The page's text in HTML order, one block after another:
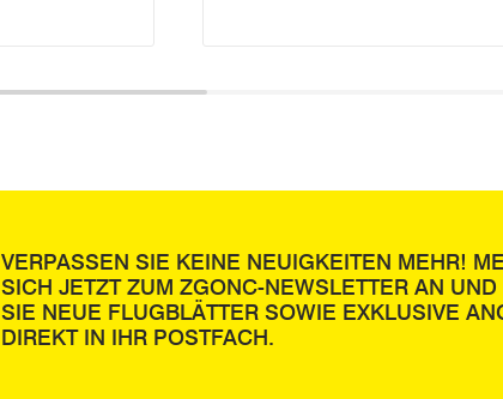
VERPASSEN SIE KEINE NEUIGKEITEN MEHR!
SICH JETZT ZUM ZGONC-NEWSLETTER AN UND
SIE NEUE FLUGBLÄTTER SOWIE EXKLUSIVE
DIREKT IN IHR POSTFACH.